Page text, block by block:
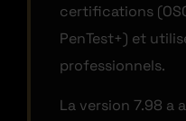
certifications
PenTest+) et
professionnels.
La version 7.98 a